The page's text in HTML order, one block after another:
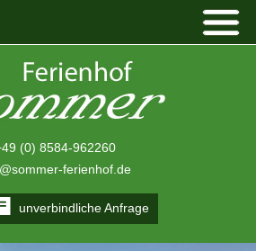
(0) 8584-962260
ferienhof.de
unverbindliche Anfrage